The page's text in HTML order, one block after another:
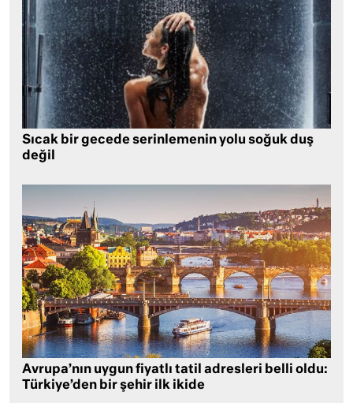
Sıcak bir gecede serinlemenin yolu soğuk duş
değil
Avrupa’nın uygun fiyatlı tatil adresleri belli oldu:
Türkiye’den bir şehir ilk ikide